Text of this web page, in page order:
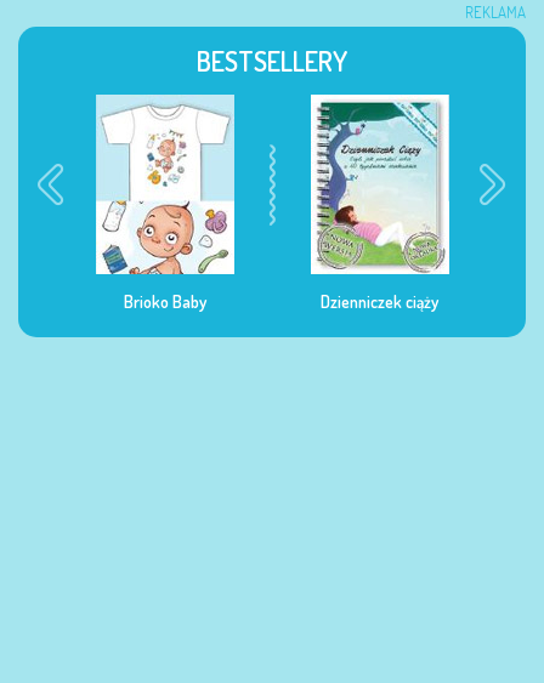
REKLAMA
BESTSELLERY
Brioko Baby Dzienniczek ciąży